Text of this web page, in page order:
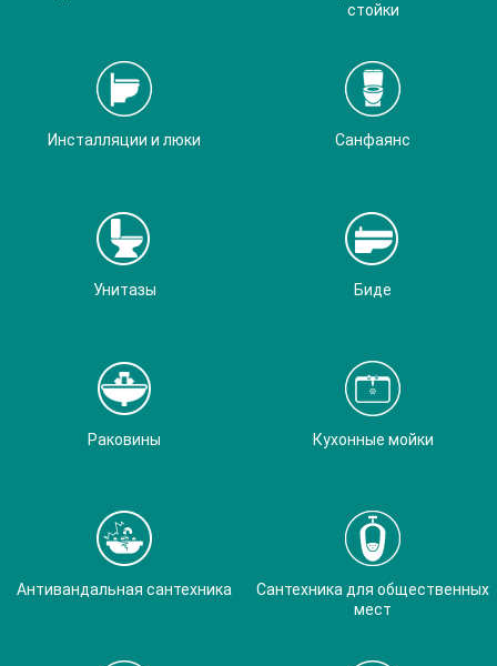
стойки
Инсталляции и люки Санфаянс
Унитазы Биде
Раковины Кухонные мойки
Антивандальная сантехника
Сантехника для общественных
мест